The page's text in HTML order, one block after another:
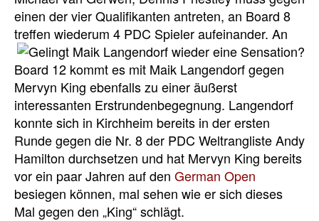
einen der vier Qualifikanten antreten, an Board 8
treffen wiederum 4 PDC Spieler aufeinander. An
Board 12 kommt es mit Maik Langendorf gegen
Mervyn King ebenfalls zu einer äußerst
interessanten Erstrundenbegegnung. Langendorf
konnte sich in Kirchheim bereits in der ersten
Runde gegen die Nr. 8 der PDC Weltrangliste Andy
Hamilton durchsetzen und hat Mervyn King bereits
vor ein paar Jahren auf den German Open
besiegen können, mal sehen wie er sich dieses
Mal gegen den „King“ schlägt.